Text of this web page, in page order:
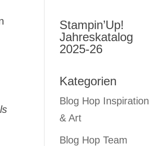
Stampin’Up!
Jahreskatalog
2025-26
Kategorien
Blog Hop Inspiration
& Art
Blog Hop Team